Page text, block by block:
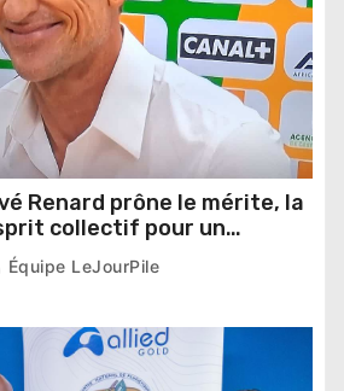
Renard prône le mérite, la
collectif pour un
Équipe LeJourPile